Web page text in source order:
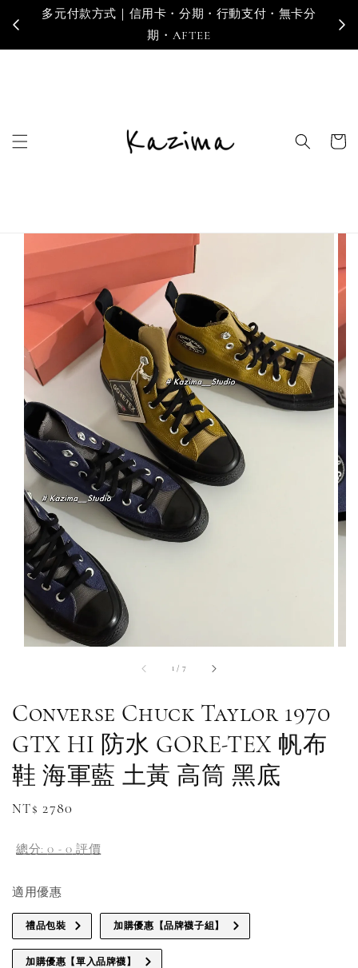
多元付款方式｜信用卡・分期・行動支付・無卡分
期・AFTEE
寄
1 / 7
Converse Chuck Taylor 1970
GTX HI 防水 GORE-TEX 帆布
鞋 海軍藍 土黃 高筒 黑底
Regular
NT$ 2780
總分:0 - 0 評價
適用優惠
禮品包裝 加購優惠【品牌襪子組】
加購優惠【單入品牌襪】